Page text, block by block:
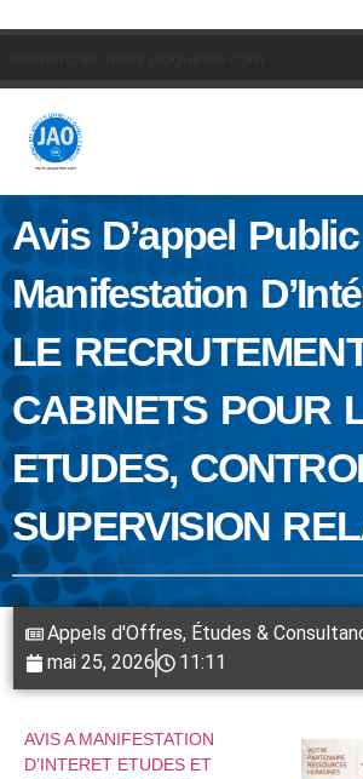
Avis D’appel
Manifestation
LE
CABINETS POUR
ETUDES,
SUPERVISION
Appels d'Offres, Études &
mai 25, 2026
11:11
AVIS A MANIFESTATION
D’INTERET ETUDES ET